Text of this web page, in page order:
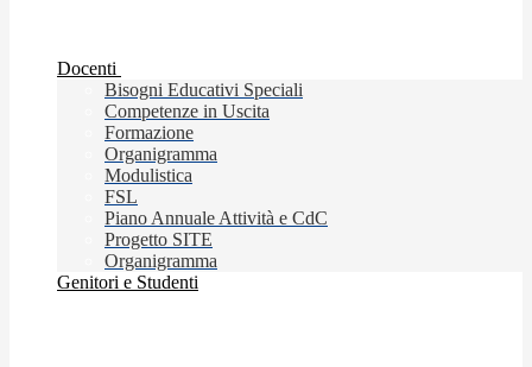
Docenti
Bisogni Educativi Speciali
Competenze in Uscita
Formazione
Organigramma
Modulistica
FSL
Piano Annuale Attività e CdC
Progetto SITE
Organigramma
Genitori e Studenti